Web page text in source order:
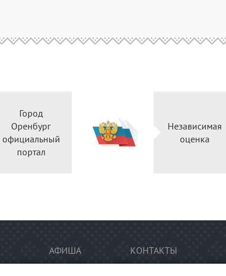
Город
Оренбург
официальный
портал
Независимая
оценка
АФИША КОНТАКТЫ